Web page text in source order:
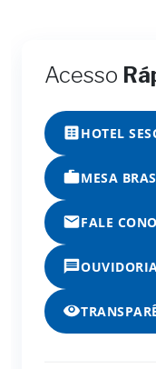
Acesso
HOTEL
MESA
FALE